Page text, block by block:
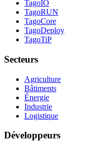
TagoIO
TagoRUN
TagoCore
TagoDeploy
TagoTiP
Secteurs
Agriculture
Bâtiments
Énergie
Industrie
Logistique
Développeurs